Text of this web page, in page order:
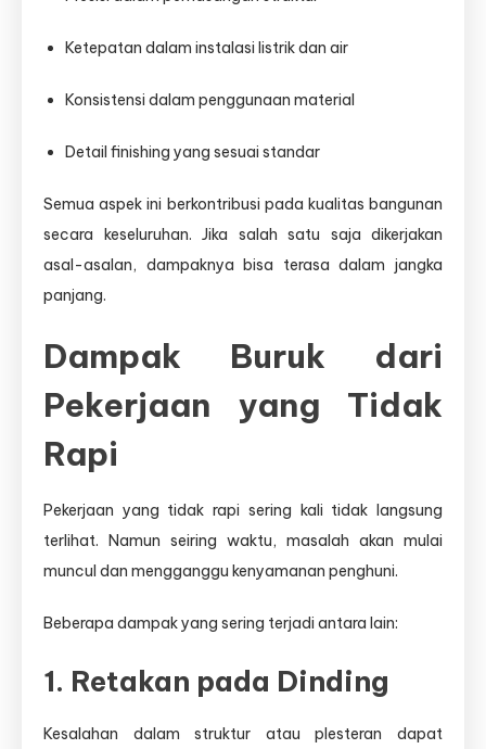
Ketepatan dalam instalasi listrik dan air
Konsistensi dalam penggunaan material
Detail finishing yang sesuai standar
Semua aspek ini berkontribusi pada kualitas bangunan
secara keseluruhan. Jika salah satu saja dikerjakan
asal-asalan, dampaknya bisa terasa dalam jangka
panjang.
Dampak Buruk dari
Pekerjaan yang Tidak
Rapi
Pekerjaan yang tidak rapi sering kali tidak langsung
terlihat. Namun seiring waktu, masalah akan mulai
muncul dan mengganggu kenyamanan penghuni.
Beberapa dampak yang sering terjadi antara lain:
1. Retakan pada Dinding
Kesalahan dalam struktur atau plesteran dapat